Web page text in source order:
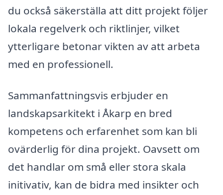
du också säkerställa att ditt projekt följer
lokala regelverk och riktlinjer, vilket
ytterligare betonar vikten av att arbeta
med en professionell.
Sammanfattningsvis erbjuder en
landskapsarkitekt i Åkarp en bred
kompetens och erfarenhet som kan bli
ovärderlig för dina projekt. Oavsett om
det handlar om små eller stora skala
initivativ, kan de bidra med insikter och